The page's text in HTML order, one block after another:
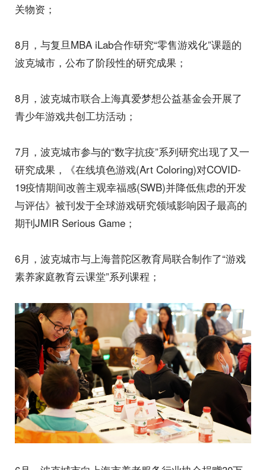
关物资；
8月，与复旦MBA iLab合作研究“零售游戏化”课题的
波克城市，公布了阶段性的研究成果；
8月，波克城市联合上海真爱梦想公益基金会开展了
青少年游戏共创工坊活动；
7月，波克城市参与的“数字抗疫”系列研究出现了又一
研究成果，《在线填色游戏(Art Coloring)对COVID-
19疫情期间改善主观幸福感(SWB)并降低焦虑的开发
与评估》被刊发于全球游戏研究领域影响因子最高的
期刊JMIR Serious Game；
6月，波克城市与上海普陀区教育局联合制作了“游戏
素养家庭教育云课堂”系列课程；